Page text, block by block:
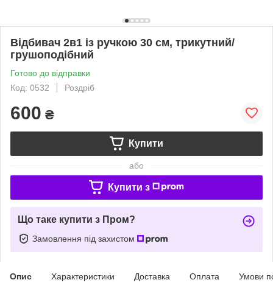
Відбивач 2в1 із ручкою 30 см, трикутний/
грушоподібний
Готово до відправки
Код: 0532
Роздріб
600 ₴
Купити
або
Купити з
Що таке купити з Пром?
Замовлення під захистом
Опис Характеристики Доставка Оплата Умови